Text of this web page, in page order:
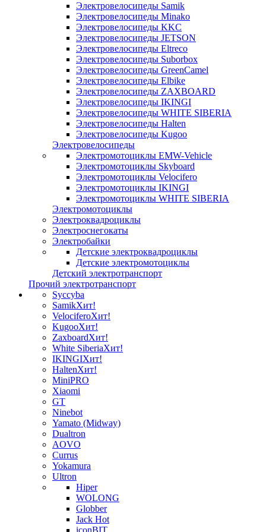
Электровелосипеды Samik
Электровелосипеды Minako
Электровелосипеды KKC
Электровелосипеды JETSON
Электровелосипеды Eltreco
Электровелосипеды Suborbox
Электровелосипеды GreenCamel
Электровелосипеды Elbike
Электровелосипеды ZAXBOARD
Электровелосипеды IKINGI
Электровелосипеды WHITE SIBERIA
Электровелосипеды Halten
Электровелосипеды Kugoo
Электровелосипеды
Электромотоциклы EMW-Vehicle
Электромотоциклы Skyboard
Электромотоциклы Velocifero
Электромотоциклы IKINGI
Электромотоциклы WHITE SIBERIA
Электромотоциклы
Электроквадроциклы
Электроснегокаты
Электробайки
Детские электроквадроциклы
Детские электромотоциклы
Детский электротранспорт
Прочий электротранспорт
Syccyba
SamikХит!
VelociferoХит!
KugooХит!
ZaxboardХит!
White SiberiaХит!
IKINGIХит!
HaltenХит!
MiniPRO
Xiaomi
GT
Ninebot
Yamato (Midway)
Dualtron
AOVO
Currus
Yokamura
Ultron
Hiper
WOLONG
Globber
Jack Hot
iconBIT